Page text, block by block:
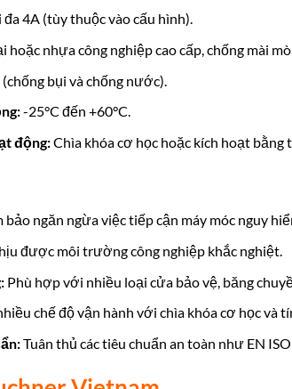
4A (tùy thuộc vào cấu hình).
hoặc nhựa công nghiệp cao cấp, chống mài
bụi và chống nước).
-25°C đến +60°C.
động:Chìa khóa cơ học hoặc kích hoạt bằng
ngăn ngừa việc tiếp cận máy móc nguy
được môi trường công nghiệp khắc nghiệt.
Phù hợp với nhiều loại cửa bảo vệ, băng
chế độ vận hành với chìa khóa cơ học và
Tuân thủ các tiêu chuẩn an toàn như EN